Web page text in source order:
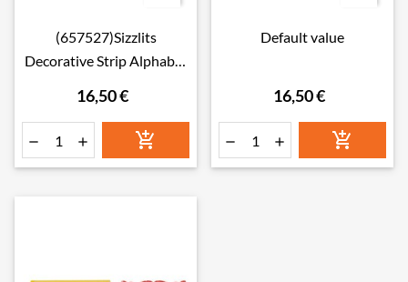
(657527)Sizzlits
Decorative Strip Alphabet
16,50 €
  
Default value
16,50 €
  